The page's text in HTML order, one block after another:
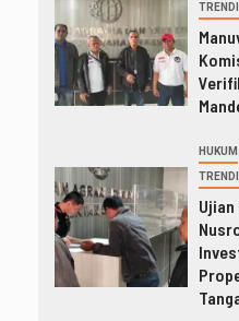
HUKUM